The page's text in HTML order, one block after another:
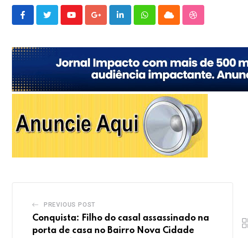
YoutubeGoogle+LinkedInWhatsappCloud StumbleUpon
PREVIOUS POST
Conquista: Filho do casal assassinado na
porta de casa no Bairro Nova Cidade